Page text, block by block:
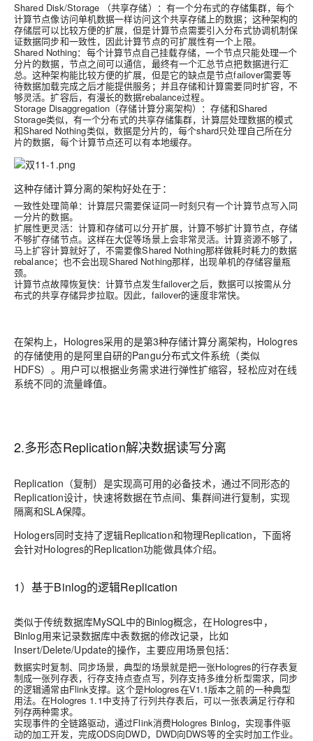
Shared Disk/Storage （共享存储）：有一个分布式的存储集群，每个
计算节点像访问单机数据一样访问这个共享存储上的数据；这种架构的
存储层可以比较方便的扩展，但是计算节点需要引入分布式协调机制保
证数据同步和一致性，因此计算节点的可扩展性有一个上限。
Shared Nothing：每个计算节点自己挂载存储，一个节点只能处理一个
分片的数据，节点之间可以通信，最终有一个汇总节点把数据进行汇
总。这种架构能比较方便的扩展，但是它的缺点是节点failover需要等
待数据加载完成之后才能提供服务；并且存储和计算需要同时扩容，不
够灵活。扩容后，有漫长的数据rebalance过程。
Storage Disaggregation（存储计算分离架构）：存储和Shared
Storage类似，有一个分布式的共享存储集群，计算层处理数据的模式
和Shared Nothing类似，数据是分片的，每个shard只处理自己所在分
片的数据，每个计算节点还可以有本地缓存。
这种存储计算分离的架构好处在于：
一致性处理简单：计算层只需要保证同一时刻只有一个计算节点写入同
一分片的数据。
扩展性更灵活：计算和存储可以分开扩展，计算不够扩计算节点，存储
不够扩存储节点。这样在大促等场景上会非常灵活。计算资源不够了，
马上扩容计算就好了，不需要像Shared Nothing那样做耗时耗力的数据
rebalance；也不会出现Shared Nothing那样，出现单机的存储容量瓶
颈。
计算节点故障恢复快：计算节点发生failover之后，数据可以按需从分
布式的共享存储异步拉取。因此，failover的速度非常快。
在架构上，Hologres采用的是第3种存储计算分离架构，Hologres
的存储使用的是阿里自研的Pangu分布式文件系统（类似
HDFS）。 用户可以根据业务需求进行弹性扩缩容，轻松应对在线
系统不同的流量峰值。
2.多形态Replication解决数据读写分离
Replication（复制）是实现高可用的必备技术，通过不同形态的
Replication设计，快速将数据在节点间、集群间进行复制，实现
隔离和SLA保障。
Hologers同时支持了逻辑Replication和物理Replication，下面将
会针对Hologres的Replication功能做具体介绍。
1）基于Binlog的逻辑Replication
类似于传统数据库MySQL中的Binlog概念，在Hologres中，
Binlog用来记录数据库中表数据的修改记录，比如
Insert/Delete/Update的操作，主要应用场景包括：
数据实时复制、同步场景，典型的场景就是把一张Hologres的行存表复
制成一张列存表，行存支持点查点写，列存支持多维分析型需求，同步
的逻辑通常由Flink支撑。这个是Hologres在V1.1版本之前的一种典型
用法。在Hologres 1.1中支持了行列共存表后，可以一张表满足行存和
列存两种需求。
实现事件的全链路驱动，通过Flink消费Hologres Binlog，实现事件驱
动的加工开发，完成ODS向DWD，DWD向DWS等的全实时加工作业。